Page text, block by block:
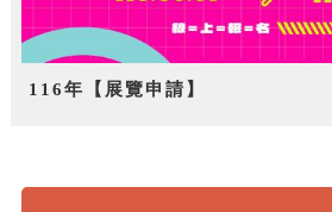
116年【展覽申請】